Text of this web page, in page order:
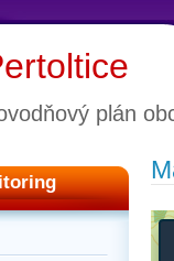
plán